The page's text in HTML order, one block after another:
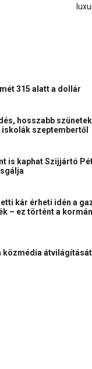
315 alatt a dollár
hosszabb
szeptembertől
is kaphat Szijjártó
kár érheti idén a
– ez történt a
közmédia átvilágítását